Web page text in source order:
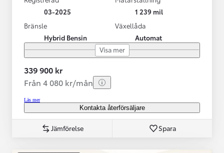
03-2025
1 239 mil
Bränsle
Hybrid Bensin
Växellåda
Automat
Visa mer
339 900 kr
Från 4 080 kr/mån
Läs mer
Kontakta återförsäljare
Jämförelse Spara